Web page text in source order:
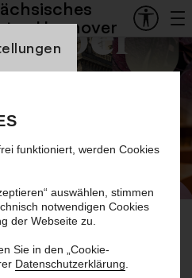
funktioniert, werden Cookies
auswählen, stimmen
notwendigen Cookies
der Webseite zu.
Sie in den „Cookie-
Datenschutzerklärung
Hannover
26